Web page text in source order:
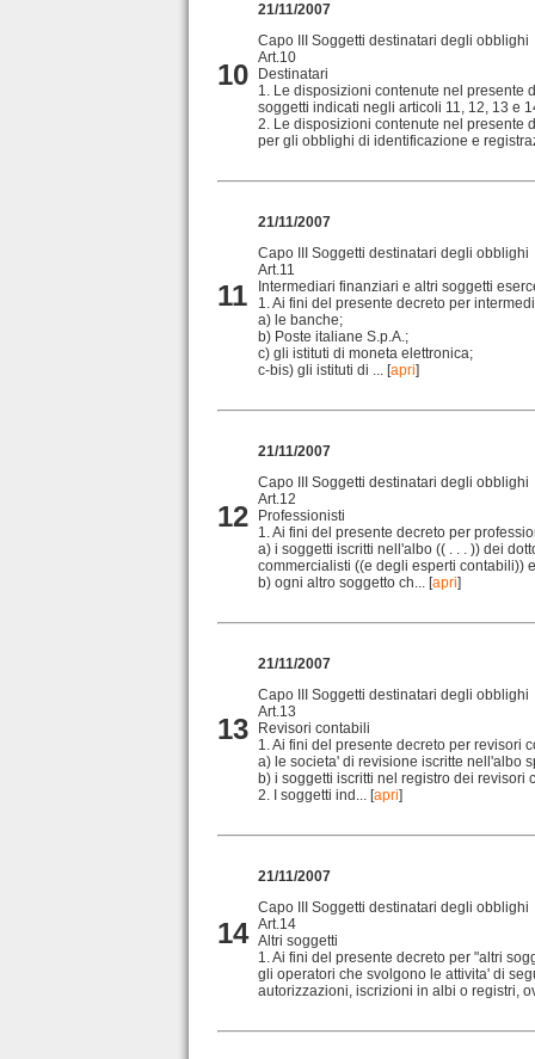
10
21/11/2007
Capo III Soggetti destinatari degli obblighi
Art.10
Destinatari
1. Le disposizioni contenute nel presente
soggetti indicati negli articoli 11, 12, 13 e
2. Le disposizioni contenute nel presente
per gli obblighi di identificazione e
11
21/11/2007
Capo III Soggetti destinatari degli obblighi
Art.11
Intermediari finanziari e altri soggetti
1. Ai fini del presente decreto per
a) le banche;
b) Poste italiane S.p.A.;
c) gli istituti di moneta elettronica;
c-bis) gli istituti di ... [apri]
12
21/11/2007
Capo III Soggetti destinatari degli obblighi
Art.12
Professionisti
1. Ai fini del presente decreto per
a) i soggetti iscritti nell'albo (( . . . )) dei
commercialisti ((e degli esperti contabili))
b) ogni altro soggetto ch... [apri]
13
21/11/2007
Capo III Soggetti destinatari degli obblighi
Art.13
Revisori contabili
1. Ai fini del presente decreto per revisori
a) le societa' di revisione iscritte nell'albo
b) i soggetti iscritti nel registro dei revisori
2. I soggetti ind... [apri]
14
21/11/2007
Capo III Soggetti destinatari degli obblighi
Art.14
Altri soggetti
1. Ai fini del presente decreto per "altri
gli operatori che svolgono le attivita' di
autorizzazioni, iscrizioni in albi o registri,